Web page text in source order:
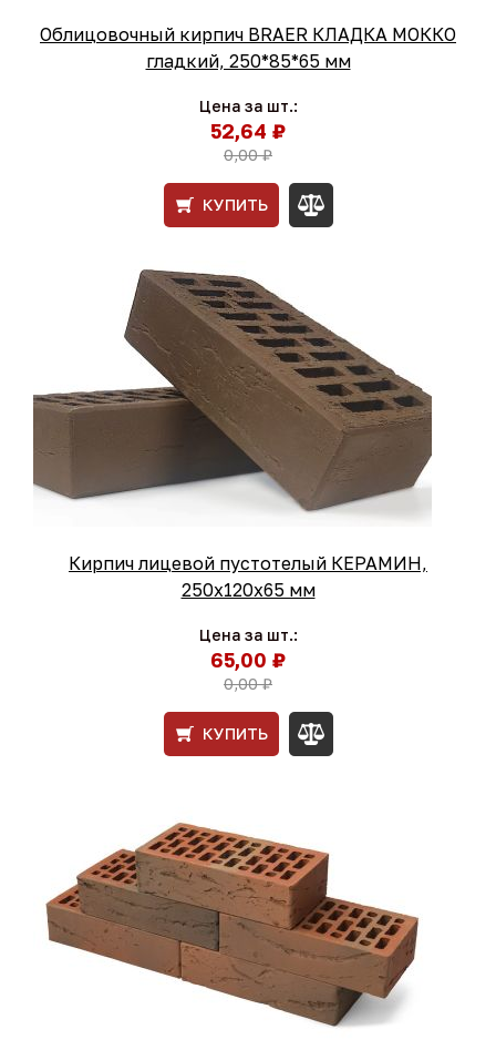
Облицовочный кирпич BRAER КЛАДКА МОККО
гладкий, 250*85*65 мм
Цена за шт.:
52,64 ₽
0,00 ₽
КУПИТЬ
Кирпич лицевой пустотелый КЕРАМИН,
250х120х65 мм
Цена за шт.:
65,00 ₽
0,00 ₽
КУПИТЬ